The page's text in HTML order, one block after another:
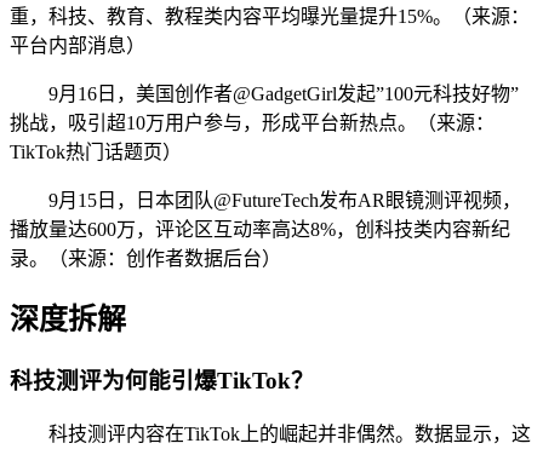
重，科技、教育、教程类内容平均曝光量提升15%。（来源：
平台内部消息）
9月16日，美国创作者@GadgetGirl发起”100元科技好物”
挑战，吸引超10万用户参与，形成平台新热点。（来源：
TikTok热门话题页）
9月15日，日本团队@FutureTech发布AR眼镜测评视频，
播放量达600万，评论区互动率高达8%，创科技类内容新纪
录。（来源：创作者数据后台）
深度拆解
科技测评为何能引爆TikTok？
科技测评内容在TikTok上的崛起并非偶然。数据显示，这